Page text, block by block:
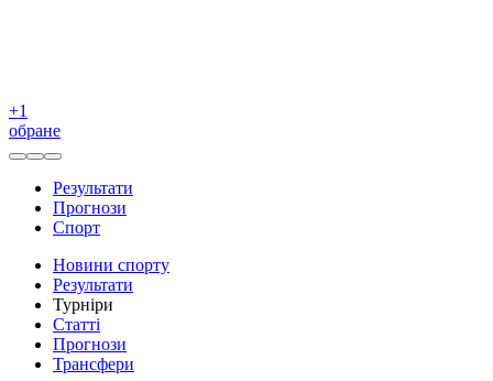
+1
обране
Результати
Прогнози
Спорт
Новини спорту
Результати
Турніри
Статті
Прогнози
Трансфери